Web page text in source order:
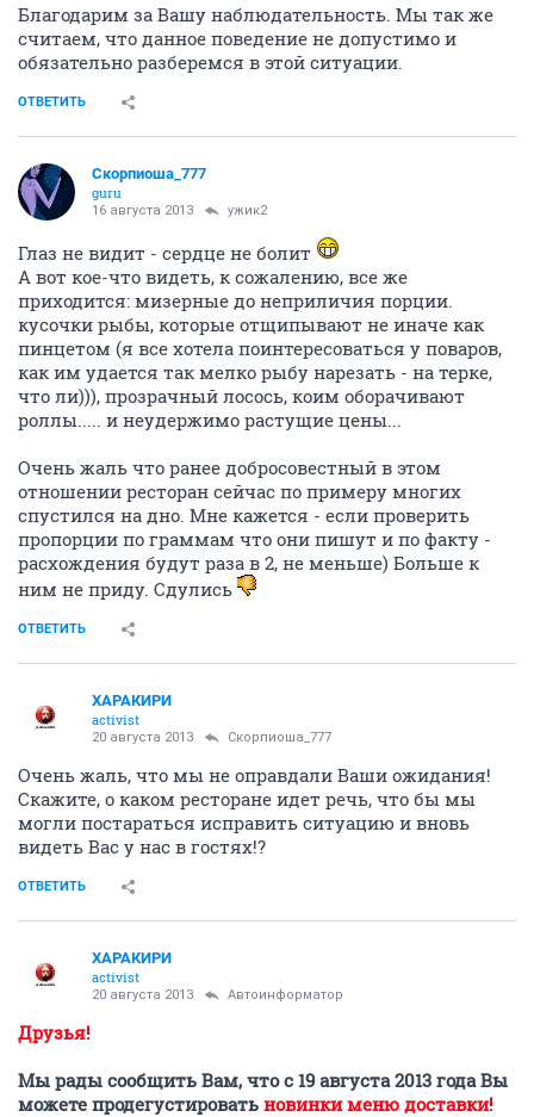
Благодарим за Вашу наблюдательность. Мы так же
считаем, что данное поведение не допустимо и
обязательно разберемся в этой ситуации.
ОТВЕТИТЬ
Скорпиоша_777
guru
16 августа 2013 ужик2
Глаз не видит - сердце не болит
А вот кое-что видеть, к сожалению, все же
приходится: мизерные до неприличия порции.
кусочки рыбы, которые отщипывают не иначе как
пинцетом (я все хотела поинтересоваться у поваров,
как им удается так мелко рыбу нарезать - на терке,
что ли))), прозрачный лосось, коим оборачивают
роллы..... и неудержимо растущие цены...
Очень жаль что ранее добросовестный в этом
отношении ресторан сейчас по примеру многих
спустился на дно. Мне кажется - если проверить
пропорции по граммам что они пишут и по факту -
расхождения будут раза в 2, не меньше) Больше к
ним не приду. Сдулись
ОТВЕТИТЬ
ХАРАКИРИ
activist
20 августа 2013 Скорпиоша_777
Очень жаль, что мы не оправдали Ваши ожидания!
Скажите, о каком ресторане идет речь, что бы мы
могли постараться исправить ситуацию и вновь
видеть Вас у нас в гостях!?
ОТВЕТИТЬ
ХАРАКИРИ
activist
20 августа 2013 Автоинформатор
Друзья!
Мы рады сообщить Вам, что с 19 августа 2013 года Вы
можете продегустировать новинки меню доставки!